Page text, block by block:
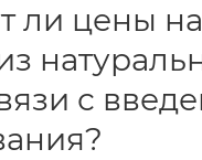
ли цены на
с